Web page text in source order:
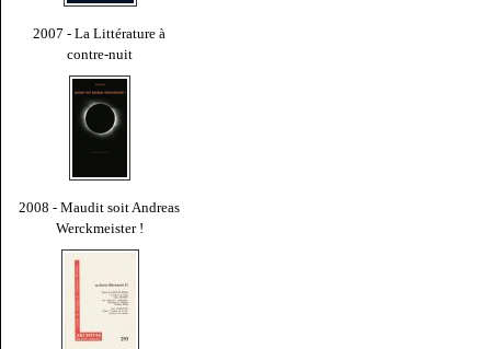
2007 - La Littérature à
contre-nuit
2008 - Maudit soit Andreas
Werckmeister !